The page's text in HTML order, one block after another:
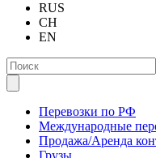
RUS
CH
EN
Перевозки по РФ
Международные
Продажа/Аренда
Грузы